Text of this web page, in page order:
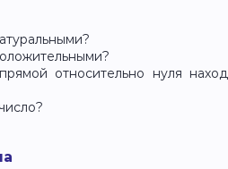
относительно нуля